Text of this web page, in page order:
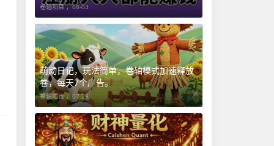
卷轴项目 ，08-03
萌动日记，玩法简单，卷轴模式加速释放
卷，每天7个广告。
卷轴项目 ，07-29